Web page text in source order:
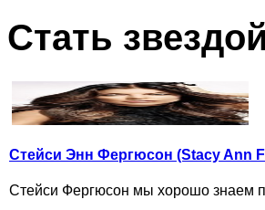
Стать
Стейси Энн Фергюсон (Stacy Ann
Стейси Фергюсон мы хорошо знаем